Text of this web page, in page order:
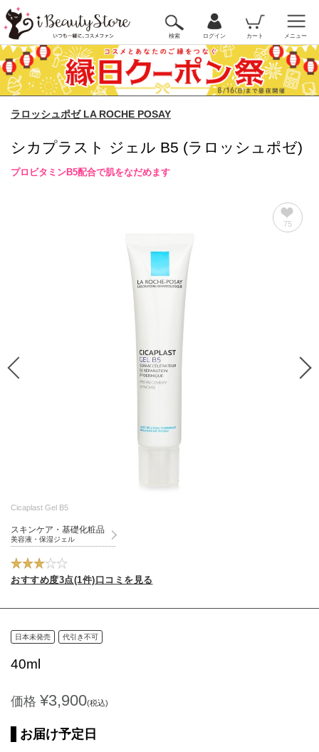
検索 ログイン カート メニュー
ラロッシュポゼ LA ROCHE POSAY
シカプラスト ジェル B5 (ラロッシュポゼ)
プロビタミンB5配合で肌をなだめます
75
Cicaplast Gel B5
スキンケア・基礎化粧品
美容液・保湿ジェル
おすすめ度3点(1件)口コミを見る
日本未発売 代引き不可
40ml
価格 ¥3,900(税込)
お届け予定日